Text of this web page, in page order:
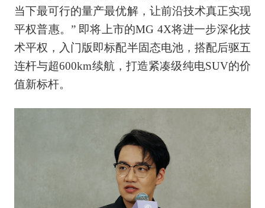
当下最可行的量产最优解，让前沿技术真正实现
平权普惠。” 即将上市的MG 4X将进一步深化技
术平权，入门版即标配半固态电池，搭配后驱五
连杆与超600km续航，打造紧凑级纯电SUV的价
值新标杆。